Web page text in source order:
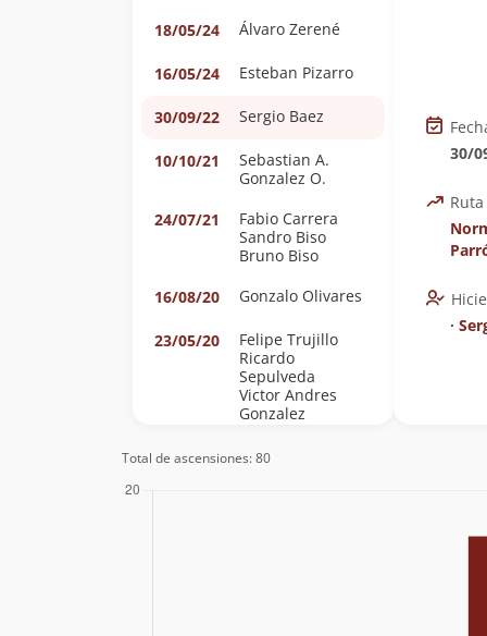
18/05/24
Álvaro Zerené
16/05/24 Esteban Pizarro
30/09/22 Sergio Baez
10/10/21
Sebastian A.
Gonzalez O.
24/07/21
Fabio Carrera
Sandro Biso
Bruno Biso
16/08/20
Gonzalo Olivares
23/05/20
Felipe Trujillo
Ricardo
Sepulveda
Victor Andres
Gonzalez
Alejandro Strobl
30/
Ruta
∙
Total de ascensiones: 80